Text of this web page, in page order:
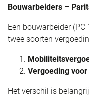
Bouwarbeiders –
Een bouwarbeider
twee soorten
Vergoeding
Het verschil is